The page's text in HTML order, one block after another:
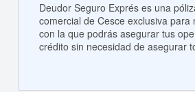
Deudor Seguro Exprés es una
comercial de Cesce exclusiva para
con la que podrás asegurar tus
crédito sin necesidad de asegurar